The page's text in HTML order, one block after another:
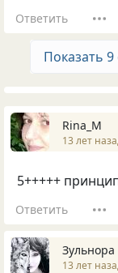
Ответить
Показать 9
Rina_M
13 лет
5+++++
Ответить
Зульнора
13 лет